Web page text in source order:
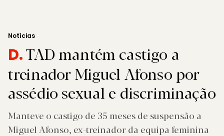
Notícias
D.TAD mantém castigo a
treinador Miguel Afonso por
assédio sexual e discriminação
Manteve o castigo de 35 meses de suspensão a
Miguel Afonso, ex-treinador da equipa feminina